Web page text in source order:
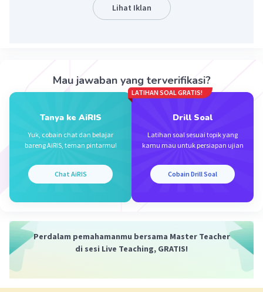
Beri Rating· 1 ) Balas
Iklan
Lihat Iklan
Mau jawaban yang terverifikasi?
Tanya ke AiRIS
Yuk, cobain chat dan belajar
bareng AiRIS, teman pintarmu!
Chat AiRIS
LATIHAN SOAL GRATIS!
Drill Soal
Latihan soal sesuai topik yang
kamu mau untuk persiapan ujian
Cobain Drill Soal
Perdalam pemahamanmu bersama Master Teacher
di sesi Live Teaching, GRATIS!